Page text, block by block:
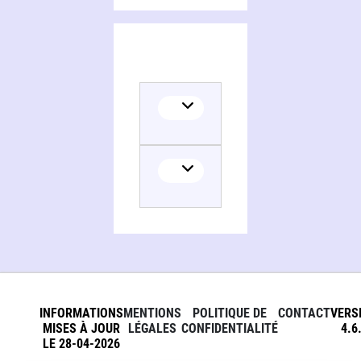
INFORMATIONS
MISES À JOUR
LE 28-04-2026
MENTIONS
LÉGALES
POLITIQUE DE
CONFIDENTIALITÉ
CONTACT